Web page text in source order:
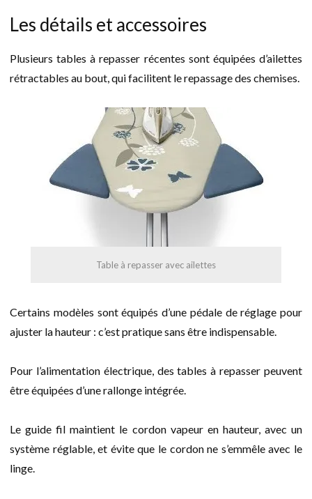
Les détails et accessoires
Plusieurs tables à repasser récentes sont équipées d’ailettes
rétractables au bout, qui facilitent le repassage des chemises.
Table à repasser avec ailettes
Certains modèles sont équipés d’une pédale de réglage pour
ajuster la hauteur : c’est pratique sans être indispensable.
Pour l’alimentation électrique, des tables à repasser peuvent
être équipées d’une rallonge intégrée.
Le guide fil maintient le cordon vapeur en hauteur, avec un
système réglable, et évite que le cordon ne s’emmêle avec le
linge.